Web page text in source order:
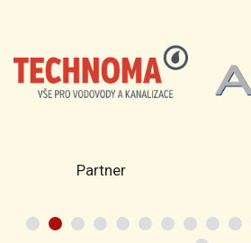
Partner